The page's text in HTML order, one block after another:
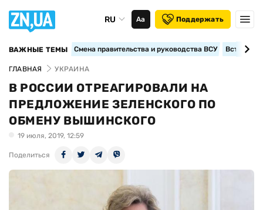
RU Аа Поддержать
ВАЖНЫЕ ТЕМЫ Смена правительства и руководства ВСУ
ГЛАВНАЯ УКРАИНА
В РОССИИ ОТРЕАГИРОВАЛИ НА
ПРЕДЛОЖЕНИЕ ЗЕЛЕНСКОГО ПО
ОБМЕНУ ВЫШИНСКОГО
19 июля, 2019, 12:59
Поделиться